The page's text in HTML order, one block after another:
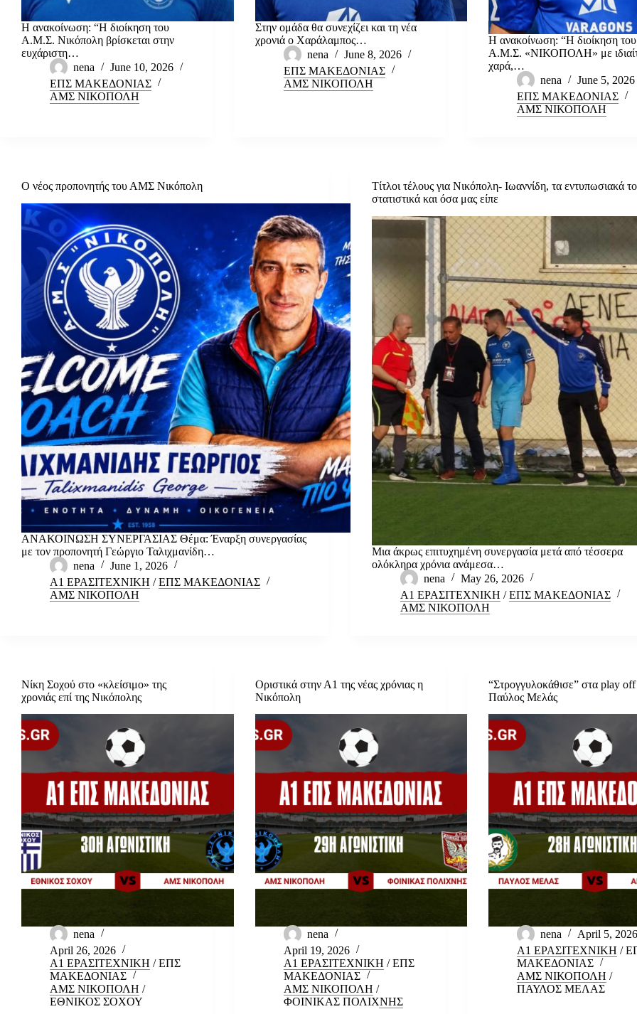
Η ανακοίνωση: “Η διοίκηση του
Α.Μ.Σ. Νικόπολη βρίσκεται στην
ευχάριστη…
nena
June 10, 2026
ΕΠΣ ΜΑΚΕΔΟΝΙΑΣ
ΑΜΣ ΝΙΚΟΠΟΛΗ
Στην ομάδα θα συνεχίζει και τη νέα
χρονιά ο Χαράλαμπος…
nena
June 8, 2026
ΕΠΣ ΜΑΚΕΔΟΝΙΑΣ
ΑΜΣ ΝΙΚΟΠΟΛΗ
Η ανακοίνωση: “Η διοίκηση του
Α.Μ.Σ. «ΝΙΚΟΠΟΛΗ» με
χαρά,…
nena
June 5, 2026
ΕΠΣ ΜΑΚΕΔΟΝΙΑΣ
ΑΜΣ ΝΙΚΟΠΟΛΗ
Ο νέος προπονητής του ΑΜΣ Νικόπολη
ΑΝΑΚΟΙΝΩΣΗ ΣΥΝΕΡΓΑΣΙΑΣ Θέμα: Έναρξη συνεργασίας
με τον προπονητή Γεώργιο Ταλιχμανίδη…
nena
June 1, 2026
Α1 ΕΡΑΣΙΤΕΧΝΙΚΗ /ΕΠΣ ΜΑΚΕΔΟΝΙΑΣ
ΑΜΣ ΝΙΚΟΠΟΛΗ
Τίτλοι τέλους για Νικόπολη- Ιωαννίδη, τα εντυπωσιακά
στατιστικά και όσα μας είπε
Μια άκρως επιτυχημένη συνεργασία μετά από τέσσερα
ολόκληρα χρόνια ανάμεσα…
nena
May 26, 2026
Α1 ΕΡΑΣΙΤΕΧΝΙΚΗ /ΕΠΣ ΜΑΚΕΔΟΝΙΑΣ
ΑΜΣ ΝΙΚΟΠΟΛΗ
Νίκη Σοχού στο «κλείσιμο» της
χρονιάς επί της Νικόπολης
nena
April 26, 2026
Α1 ΕΡΑΣΙΤΕΧΝΙΚΗ /ΕΠΣ
ΜΑΚΕΔΟΝΙΑΣ
ΑΜΣ ΝΙΚΟΠΟΛΗ /
ΕΘΝΙΚΟΣ ΣΟΧΟΥ
Οριστικά στην Α1 της νέας χρόνιας η
Νικόπολη
nena
April 19, 2026
Α1 ΕΡΑΣΙΤΕΧΝΙΚΗ /ΕΠΣ
ΜΑΚΕΔΟΝΙΑΣ
ΑΜΣ ΝΙΚΟΠΟΛΗ /
ΦΟΙΝΙΚΑΣ ΠΟΛΙΧΝΗΣ
“Στρογγυλοκάθισε” στα play
Παύλος Μελάς
nena
April 5,
Α1 ΕΡΑΣΙΤΕΧΝΙΚΗ /
ΜΑΚΕΔΟΝΙΑΣ
ΑΜΣ ΝΙΚΟΠΟΛΗ /
ΠΑΥΛΟΣ ΜΕΛΑΣ